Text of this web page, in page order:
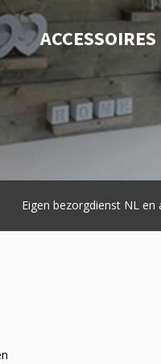
ACCESSOIRES
Eigen bezorgdienst NL en